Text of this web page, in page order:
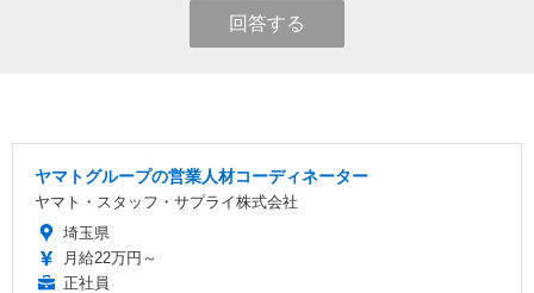
回答する
ヤマトグループの営業人材コーディネーター
ヤマト・スタッフ・サプライ株式会社
埼玉県
月給22万円～
正社員